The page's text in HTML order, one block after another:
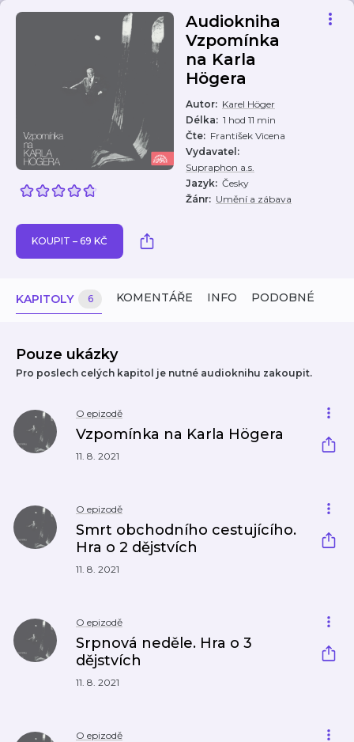
Audiokniha
Vzpomínka
na Karla
Högera
Autor: Karel Höger
Délka: 1 hod 11 min
Čte: František Vicena
Vydavatel :
Supraphon a.s.
Jazyk: Česky
Žánr: Umění a zábava
KOUPIT – 69 KČ
KAPITOLY 6 KOMENTÁŘE INFO PODOBNÉ
Pouze ukázky
Pro poslech celých kapitol je nutné audioknihu zakoupit.
O epizodě
Vzpomínka na Karla Högera
11. 8. 2021
O epizodě
Smrt obchodního cestujícího.
Hra o 2 dějstvích
11. 8. 2021
O epizodě
Srpnová neděle. Hra o 3
dějstvích
11. 8. 2021
O epizodě